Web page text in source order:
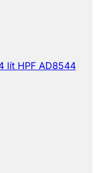
lít HPF AD8544